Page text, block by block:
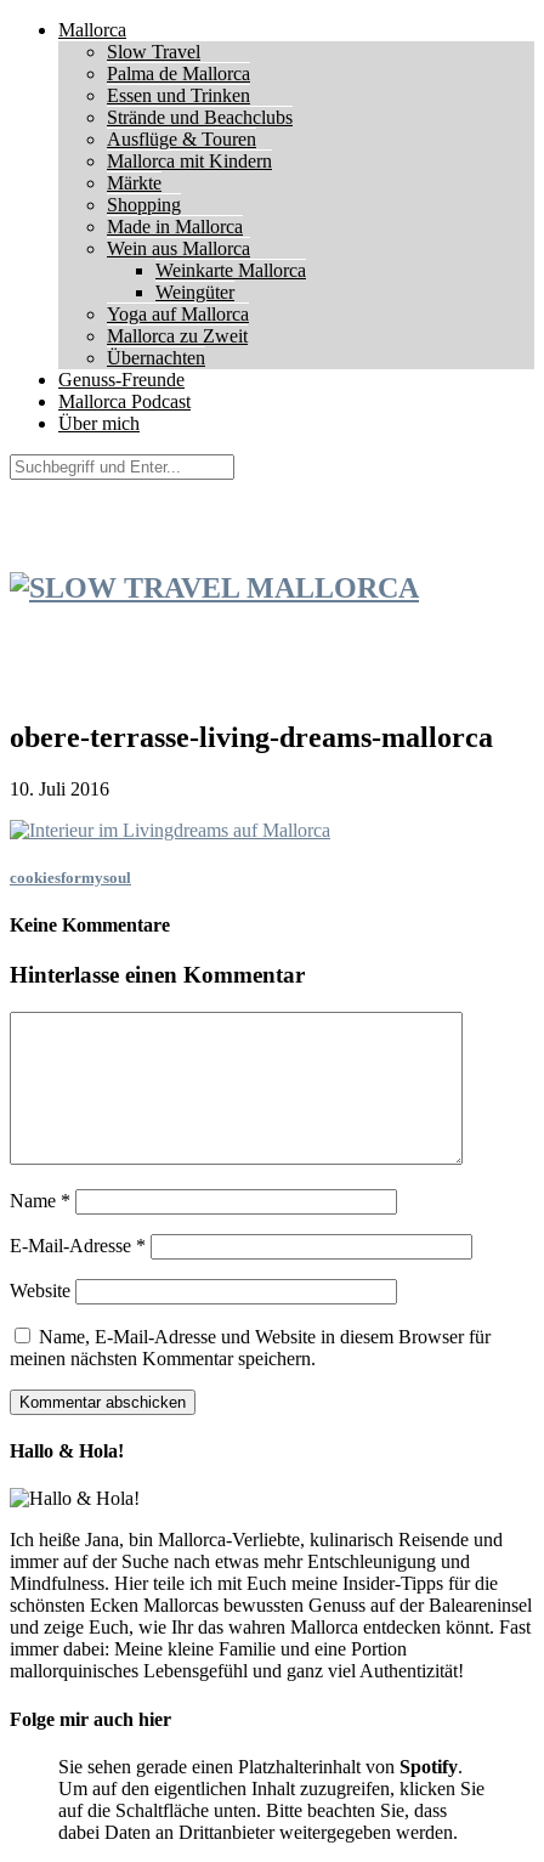
Mallorca
Slow Travel
Palma de Mallorca
Essen und Trinken
Strände und Beachclubs
Ausflüge & Touren
Mallorca mit Kindern
Märkte
Shopping
Made in Mallorca
Wein aus Mallorca
Weinkarte Mallorca
Weingüter
Yoga auf Mallorca
Mallorca zu Zweit
Übernachten
Genuss-Freunde
Mallorca Podcast
Über mich
obere-terrasse-living-dreams-mallorca
10. Juli 2016
cookiesformysoul
Keine Kommentare
Hinterlasse einen Kommentar
Name *
E-Mail-Adresse *
Website
Name, E-Mail-Adresse und Website in diesem Browser für
meinen nächsten Kommentar speichern.
Hallo & Hola!
Ich heiße Jana, bin Mallorca-Verliebte, kulinarisch Reisende und
immer auf der Suche nach etwas mehr Entschleunigung und
Mindfulness. Hier teile ich mit Euch meine Insider-Tipps für die
schönsten Ecken Mallorcas bewussten Genuss auf der Baleareninsel
und zeige Euch, wie Ihr das wahren Mallorca entdecken könnt. Fast
immer dabei: Meine kleine Familie und eine Portion
mallorquinisches Lebensgefühl und ganz viel Authentizität!
Folge mir auch hier
Sie sehen gerade einen Platzhalterinhalt von Spotify.
Um auf den eigentlichen Inhalt zuzugreifen, klicken Sie
auf die Schaltfläche unten. Bitte beachten Sie, dass
dabei Daten an Drittanbieter weitergegeben werden.